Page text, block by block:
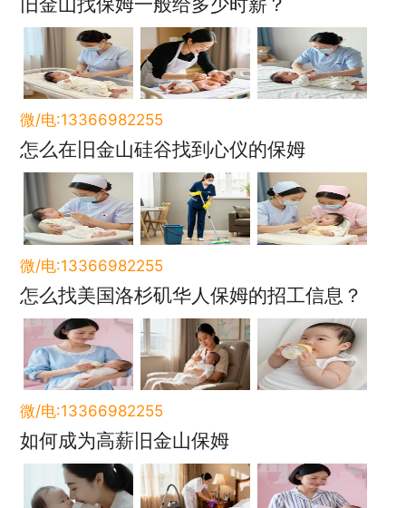
微/电:13366982255
怎么在旧金山硅谷找到心仪的保姆
微/电:13366982255
怎么找美国洛杉矶华人保姆的招工信息？
微/电:13366982255
如何成为高薪旧金山保姆